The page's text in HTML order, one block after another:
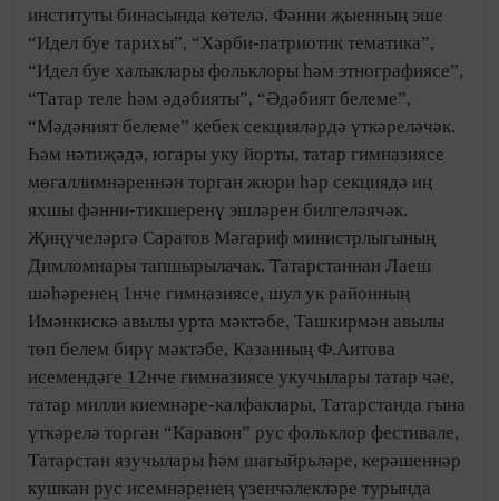
институты бинасында көтелә. Фәнни җыенның эше
“Идел буе тарихы”, “Хәрби-патриотик тематика”,
“Идел буе халыклары фольклоры һәм этнографиясе”,
“Татар теле һәм әдәбияты”, “Әдәбият белеме”,
“Мәдәният белеме” кебек секцияләрдә үткәреләчәк.
Һәм нәтиҗәдә, югары уку йорты, татар гимназиясе
мөгаллимнәреннән торган жюри һәр секциядә иң
яхшы фәнни-тикшеренү эшләрен билгеләячәк.
Җиңүчеләргә Саратов Мәгариф министрлыгының
Димломнары тапшырылачак. Татарстаннан Лаеш
шәһәренең 1нче гимназиясе, шул ук районның
Имәнкискә авылы урта мәктәбе, Ташкирмән авылы
төп белем бирү мәктәбе, Казанның Ф.Аитова
исемендәге 12нче гимназиясе укучылары татар чәе,
татар милли киемнәре-калфаклары, Татарстанда гына
үткәрелә торган “Каравон” рус фольклор фестивале,
Татарстан язучылары һәм шагыйрьләре, керәшеннәр
кушкан рус исемнәренең үзенчәлекләре турында